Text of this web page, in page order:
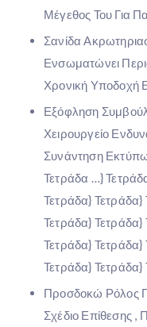
Μέγεθος Του Για
Σανίδα
Ενσωματώνει
Χρονική Υποδοχή
Εξόφληση
Χειρουργείο
Συνάντηση
Τετράδα …}
Τετράδα} Τετράδα}
Τετράδα} Τετράδα}
Τετράδα} Τετράδα}
Τετράδα} Τετράδα}
Προσδοκώ Ρόλος
Σχέδιο Επίθεσης ,